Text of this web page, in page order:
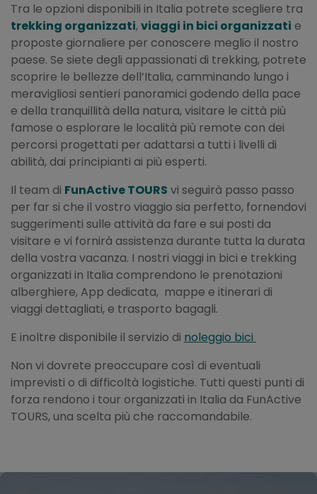
Tra le opzioni disponibili in Italia potrete scegliere tra
trekking organizzati,viaggi in bici organizzati e
proposte giornaliere per conoscere meglio il nostro
paese. Se siete degli appassionati di trekking, potrete
scoprire le bellezze dell’Italia, camminando lungo i
meravigliosi sentieri panoramici godendo della pace
e della tranquillità della natura, visitare le città più
famose o esplorare le località più remote con dei
percorsi progettati per adattarsi a tutti i livelli di
abilità, dai principianti ai più esperti.
Il team di FunActive TOURS vi seguirà passo passo
per far si che il vostro viaggio sia perfetto, fornendovi
suggerimenti sulle attività da fare e sui posti da
visitare e vi fornirà assistenza durante tutta la durata
della vostra vacanza. I nostri viaggi in bici e trekking
organizzati in Italia comprendono le prenotazioni
alberghiere, App dedicata, mappe e itinerari di
viaggi dettagliati, e trasporto bagagli.
E inoltre disponibile il servizio di noleggio bici
Non vi dovrete preoccupare così di eventuali
imprevisti o di difficoltà logistiche. Tutti questi punti di
forza rendono i tour organizzati in Italia da FunActive
TOURS, una scelta più che raccomandabile.